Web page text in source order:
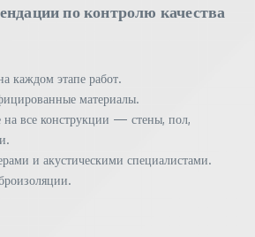
по контролю качества
каждом этапе работ.
материалы.
на все конструкции — стены, пол,
и акустическими специалистами.